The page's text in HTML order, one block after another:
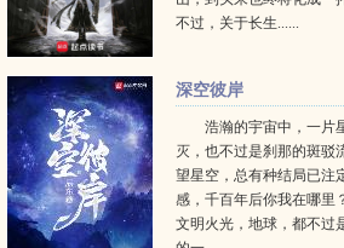
不过，关于长生......
深空彼岸
浩瀚的宇宙中，一片
灭，也不过是刹那的斑驳
望星空，总有种结局已注
感，千百年后你我在哪里
文明火光，地球，都不过